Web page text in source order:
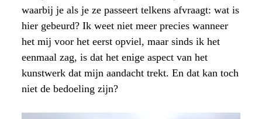
waarbij je als je ze passeert telkens afvraagt: wat is
hier gebeurd? Ik weet niet meer precies wanneer
het mij voor het eerst opviel, maar sinds ik het
eenmaal zag, is dat het enige aspect van het
kunstwerk dat mijn aandacht trekt. En dat kan toch
niet de bedoeling zijn?